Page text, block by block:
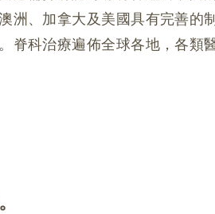
洲、加拿大及美國具有完善的
脊科治療遍佈全球各地，各類
。